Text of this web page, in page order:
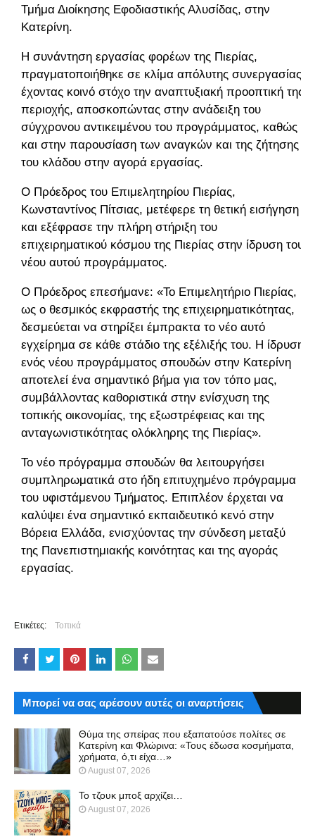
Τμήμα Διοίκησης Εφοδιαστικής Αλυσίδας, στην
Κατερίνη.
Η συνάντηση εργασίας φορέων της Πιερίας,
πραγματοποιήθηκε σε κλίμα απόλυτης συνεργασίας
έχοντας κοινό στόχο την αναπτυξιακή προοπτική της
περιοχής, αποσκοπώντας στην ανάδειξη του
σύγχρονου αντικειμένου του προγράμματος, καθώς
και στην παρουσίαση των αναγκών και της ζήτησης
του κλάδου στην αγορά εργασίας.
Ο Πρόεδρος του Επιμελητηρίου Πιερίας,
Κωνσταντίνος Πίτσιας, μετέφερε τη θετική εισήγηση
και εξέφρασε την πλήρη στήριξη του
επιχειρηματικού κόσμου της Πιερίας στην ίδρυση του
νέου αυτού προγράμματος.
Ο Πρόεδρος επεσήμανε: «Το Επιμελητήριο Πιερίας,
ως ο θεσμικός εκφραστής της επιχειρηματικότητας,
δεσμεύεται να στηρίξει έμπρακτα το νέο αυτό
εγχείρημα σε κάθε στάδιο της εξέλιξής του. Η ίδρυση
ενός νέου προγράμματος σπουδών στην Κατερίνη
αποτελεί ένα σημαντικό βήμα για τον τόπο μας,
συμβάλλοντας καθοριστικά στην ενίσχυση της
τοπικής οικονομίας, της εξωστρέφειας και της
ανταγωνιστικότητας ολόκληρης της Πιερίας».
Το νέο πρόγραμμα σπουδών θα λειτουργήσει
συμπληρωματικά στο ήδη επιτυχημένο πρόγραμμα
του υφιστάμενου Τμήματος. Επιπλέον έρχεται να
καλύψει ένα σημαντικό εκπαιδευτικό κενό στην
Βόρεια Ελλάδα, ενισχύοντας την σύνδεση μεταξύ
της Πανεπιστημιακής κοινότητας και της αγοράς
εργασίας.
Ετικέτες: Τοπικά
Μπορεί να σας αρέσουν αυτές οι αναρτήσεις
Θύμα της σπείρας που εξαπατούσε πολίτες σε
Κατερίνη και Φλώρινα: «Τους έδωσα κοσμήματα,
χρήματα, ό,τι είχα…»
August 07, 2026
Το τζουκ μπoξ αρχίζει…
August 07, 2026